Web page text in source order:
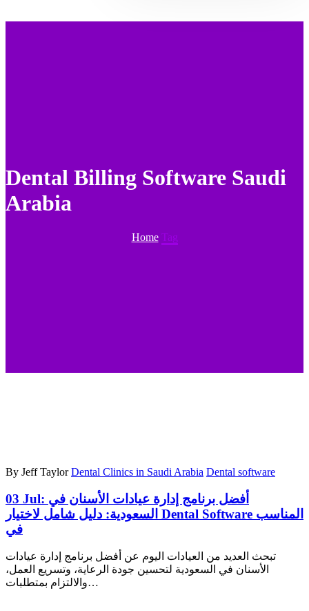
Dental Billing Software Saudi
Arabia
Home Tag
By Jeff Taylor Dental Clinics in Saudi Arabia Dental software
03 Jul: أفضل برنامج إدارة عيادات الأسنان في
السعودية: دليل شامل لاختيار Dental Software المناسب
في
تبحث العديد من العيادات اليوم عن أفضل برنامج إدارة عيادات
الأسنان في السعودية لتحسين جودة الرعاية، وتسريع العمل،
والالتزام بمتطلبات…